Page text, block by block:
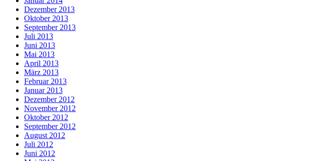
Dezember 2013
Oktober 2013
September 2013
Juli 2013
Juni 2013
Mai 2013
April 2013
März 2013
Februar 2013
Januar 2013
Dezember 2012
November 2012
Oktober 2012
September 2012
August 2012
Juli 2012
Juni 2012